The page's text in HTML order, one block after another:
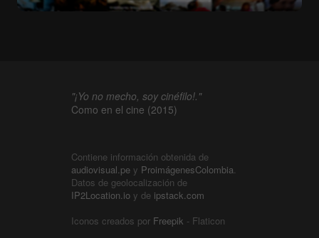
"¡Yo no mecho, soy cinéfilo!."
Como en el cine (2015)
Contiene información obtenida de
audiovisual.pe y ProimágenesColombia.
Datos de geolocalización de
IP2Location.io y de ipstack.com
Iconos creados por Freepik - Flaticon